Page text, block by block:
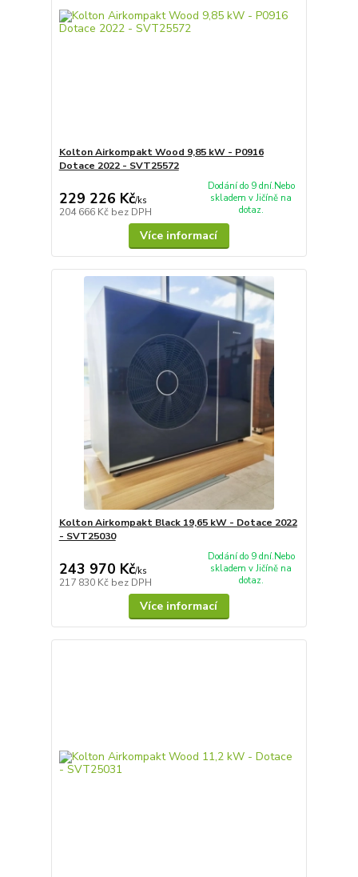
Kolton Airkompakt Wood 9,85 kW - P0916
Dotace 2022 - SVT25572
229 226 Kč/ks
204 666 Kč bez DPH
Dodání do 9 dní.Nebo
skladem v Jičíně na
dotaz.
Více informací
Kolton Airkompakt Black 19,65 kW - Dotace 2022
- SVT25030
243 970 Kč/ks
217 830 Kč bez DPH
Dodání do 9 dní.Nebo
skladem v Jičíně na
dotaz.
Více informací